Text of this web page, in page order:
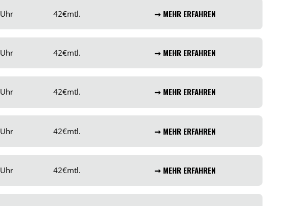
Uhr 42€mtl. ➞ MEHR ERFAHREN
Uhr 42€mtl. ➞ MEHR ERFAHREN
Uhr 42€mtl. ➞ MEHR ERFAHREN
Uhr 42€mtl. ➞ MEHR ERFAHREN
Uhr 42€mtl. ➞ MEHR ERFAHREN